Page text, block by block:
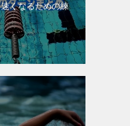
くなるための練